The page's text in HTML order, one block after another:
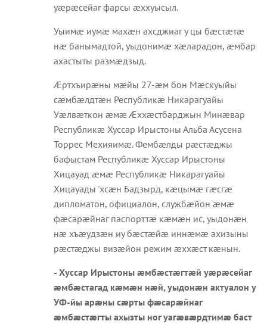
уæрæсейаг фарсы æххуысыл.
Уыимæ иумæ махæн ахсджиаг у цы бæстæтæ
нæ банымадтой, уыдонимæ хæларадон, æмбар
ахастыты размæдзыд.
Æртхъирæны мæйы 27-æм бон Мæскуыйы
сæмбæлдтæн Республикæ Никарагуайы
Уæлвæткон æмæ Æххæстбарджын Минæвар
Республикæ Хуссар Ирыстоны Альба Асусена
Торрес Мехияимæ. Фембæлды рæстæджы
бафыстам Республикæ Хуссар Ирыстоны
Хицауад æмæ Республикæ Никарагуайы
Хицауады 'хсæн Бадзырд, кæцымæ гæсгæ
дипломатон, официалон, службæйон æмæ
фæсарæйнаг паспорттæ кæмæн ис, уыдонæн
нæ хъæудзæн иу бæстæйæ иннæмæ ахизыны
рæстæджы визæйон режим æххæст кæнын.
- Хуссар Ирыстоны æмбæстæгтæй уæрæсейаг
æмбæстагад кæмæн нæй, уыдонæн актуалон у
УФ-йы арæны сæрты фæсарæйнаг
æмбæстæгты ахызты ног уагæвæрдтимæ баст